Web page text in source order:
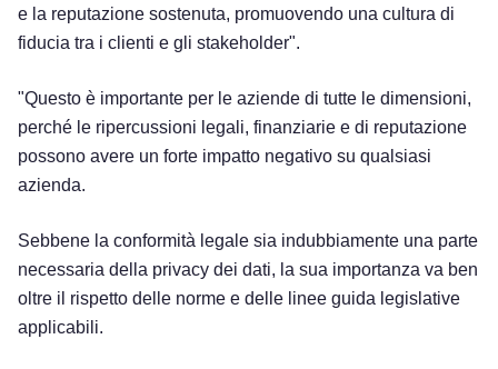
e la reputazione sostenuta, promuovendo una cultura di
fiducia tra i clienti e gli stakeholder".
"Questo è importante per le aziende di tutte le dimensioni,
perché le ripercussioni legali, finanziarie e di reputazione
possono avere un forte impatto negativo su qualsiasi
azienda.
Sebbene la conformità legale sia indubbiamente una parte
necessaria della privacy dei dati, la sua importanza va ben
oltre il rispetto delle norme e delle linee guida legislative
applicabili.